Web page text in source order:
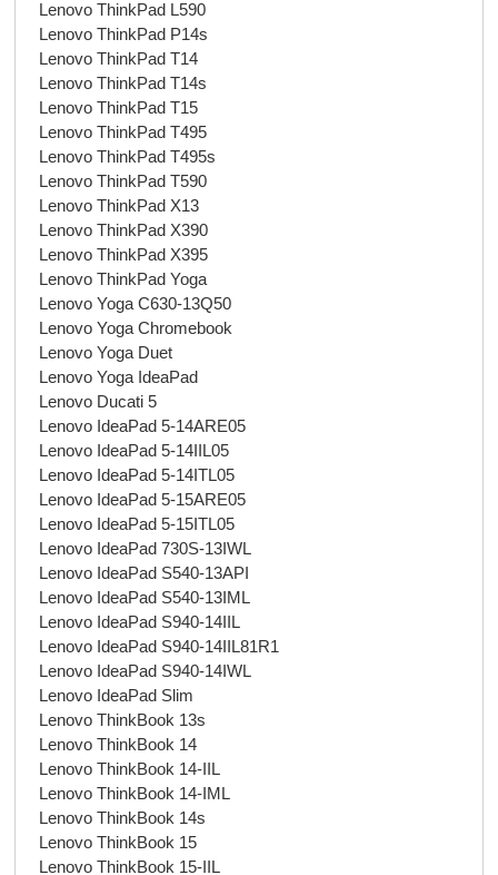
Lenovo ThinkPad L590
Lenovo ThinkPad P14s
Lenovo ThinkPad T14
Lenovo ThinkPad T14s
Lenovo ThinkPad T15
Lenovo ThinkPad T495
Lenovo ThinkPad T495s
Lenovo ThinkPad T590
Lenovo ThinkPad X13
Lenovo ThinkPad X390
Lenovo ThinkPad X395
Lenovo ThinkPad Yoga
Lenovo Yoga C630-13Q50
Lenovo Yoga Chromebook
Lenovo Yoga Duet
Lenovo Yoga IdeaPad
Lenovo Ducati 5
Lenovo IdeaPad 5-14ARE05
Lenovo IdeaPad 5-14IIL05
Lenovo IdeaPad 5-14ITL05
Lenovo IdeaPad 5-15ARE05
Lenovo IdeaPad 5-15ITL05
Lenovo IdeaPad 730S-13IWL
Lenovo IdeaPad S540-13API
Lenovo IdeaPad S540-13IML
Lenovo IdeaPad S940-14IIL
Lenovo IdeaPad S940-14IIL81R1
Lenovo IdeaPad S940-14IWL
Lenovo IdeaPad Slim
Lenovo ThinkBook 13s
Lenovo ThinkBook 14
Lenovo ThinkBook 14-IIL
Lenovo ThinkBook 14-IML
Lenovo ThinkBook 14s
Lenovo ThinkBook 15
Lenovo ThinkBook 15-IIL